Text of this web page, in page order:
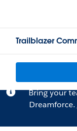
Trailblazer
Bring your
Dreamforce.